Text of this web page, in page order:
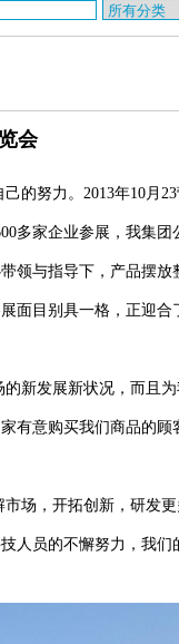
会
努力。2013年10月23
多家企业参展，我集
领与指导下，产品摆
面目别具一格，正迎
新发展新状况，而且为
有意购买我们商品的
场，开拓创新，研发更
人员的不懈努力，我们